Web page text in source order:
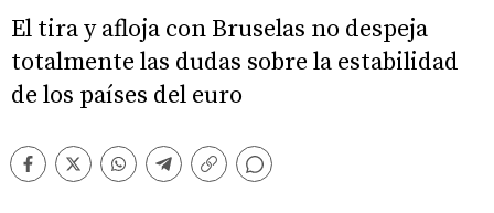
El tira y afloja con Bruselas no despeja
totalmente las dudas sobre la estabilidad
de los países del euro
Facebook
TwitterWhatsappTelegram
Copiar
Comentarios